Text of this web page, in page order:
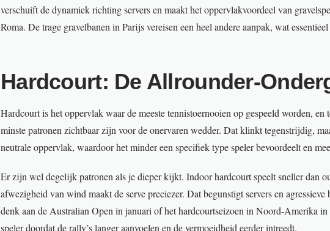
verschuift de dynamiek richting servers en maakt het oppervlakvoordeel van
Roma. De trage gravelbanen in Parijs vereisen een heel andere aanpak, wat
Hardcourt: De Allrounder-
Hardcourt is het oppervlak waar de meeste tennistoernooien op gespeeld worden,
minste patronen zichtbaar zijn voor de onervaren wedder. Dat klinkt tegenstrijdig,
neutrale oppervlak, waardoor het minder een specifiek type speler bevoordeelt en
Er zijn wel degelijk patronen als je dieper kijkt. Indoor hardcourt speelt sneller dan
afwezigheid van wind maakt de serve preciezer. Dat begunstigt servers en
denk aan de Australian Open in januari of het hardcourtseizoen in Noord-Amerika
speler doordat de rally’s langer aanvoelen en de vermoeidheid eerder intreedt.